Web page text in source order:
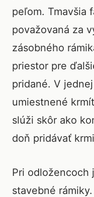
peľom. Tmavšia
považovaná za
zásobného
priestor pre
pridané. V
umiestnené
slúži skôr ako
doň pridávať
Pri odložencoch
stavebné